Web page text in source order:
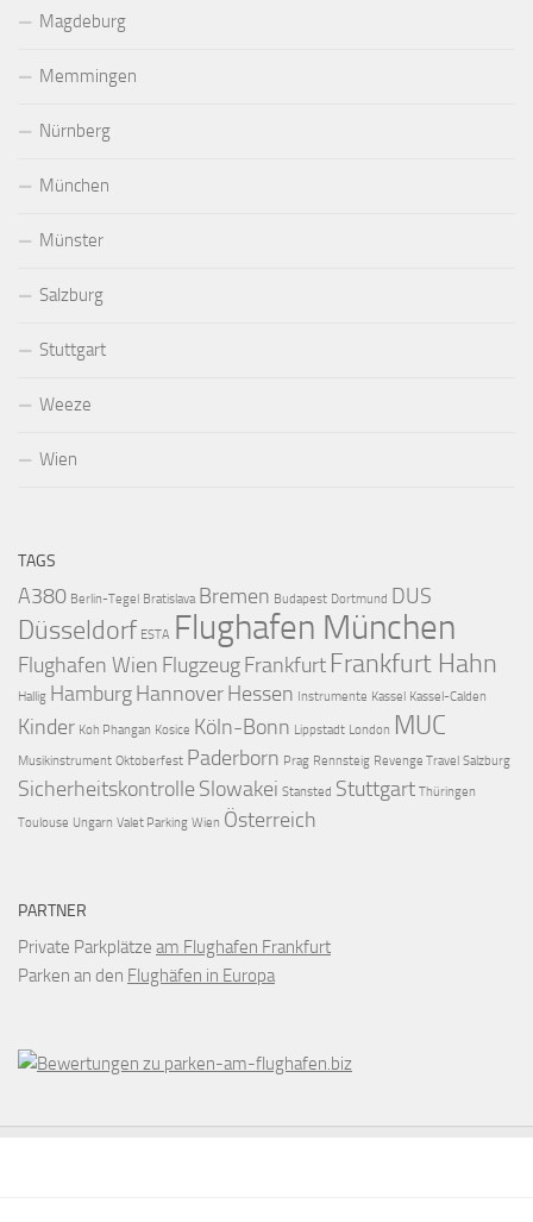
Magdeburg
Memmingen
Nürnberg
München
Münster
Salzburg
Stuttgart
Weeze
Wien
TAGS
A380 Berlin-Tegel Bratislava Bremen Budapest Dortmund DUS
Düsseldorf ESTA Flughafen München
Flughafen Wien Flugzeug Frankfurt Frankfurt Hahn
Hallig Hamburg Hannover Hessen Instrumente Kassel Kassel-Calden
Kinder Koh Phangan Kosice Köln-Bonn Lippstadt London MUC
Musikinstrument Oktoberfest Paderborn Prag Rennsteig Revenge Travel Salzburg
Sicherheitskontrolle Slowakei Stansted Stuttgart Thüringen
Toulouse Ungarn Valet Parking Wien Österreich
PARTNER
Private Parkplätze am Flughafen Frankfurt
Parken an den Flughäfen in Europa